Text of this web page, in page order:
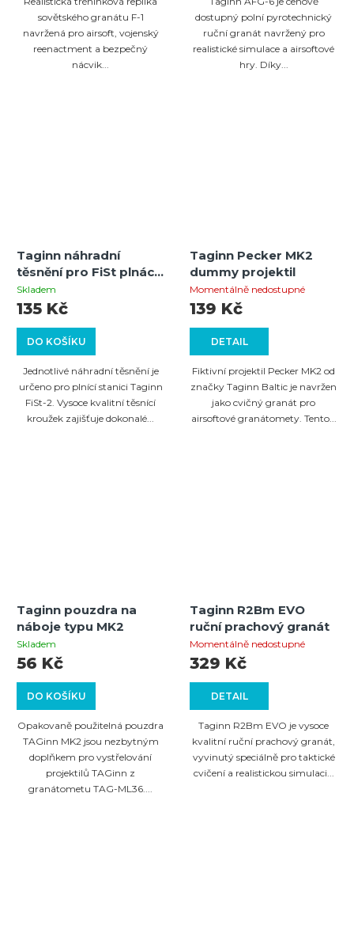
sovětského granátu F-1
navržená pro airsoft, vojenský
reenactment a bezpečný
nácvik...
dostupný polní pyrotechnický
ruční granát navržený pro
realistické simulace a airsoftové
hry. Díky...
Taginn náhradní
těsnění pro FiSt plnácí
stanici 1 ks
Skladem
DO KOŠÍKU
135 Kč
Jednotlivé náhradní těsnění je
určeno pro plnící stanici Taginn
FiSt-2. Vysoce kvalitní těsnící
kroužek zajišťuje dokonalé...
Taginn Pecker MK2
dummy projektil
Momentálně nedostupné
DETAIL
139 Kč
Fiktivní projektil Pecker MK2 od
značky Taginn Baltic je navržen
jako cvičný granát pro
airsoftové granátomety. Tento...
Taginn pouzdra na
náboje typu MK2
Skladem
DO KOŠÍKU
56 Kč
Opakovaně použitelná pouzdra
TAGinn MK2 jsou nezbytným
doplňkem pro vystřelování
projektilů TAGinn z
granátometu TAG-ML36....
Taginn R2Bm EVO
ruční prachový granát
Momentálně nedostupné
DETAIL
329 Kč
Taginn R2Bm EVO je vysoce
kvalitní ruční prachový granát,
vyvinutý speciálně pro taktické
cvičení a realistickou simulaci...